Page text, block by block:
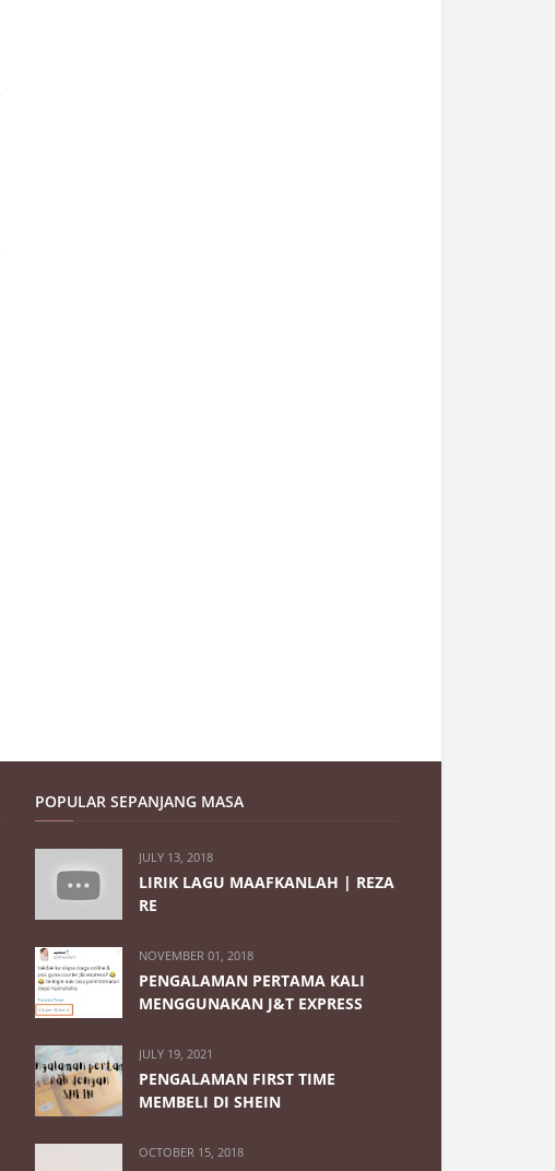
POPULAR SEPANJANG MASA
JULY 13, 2018
LIRIK LAGU MAAFKANLAH | REZA
RE
NOVEMBER 01, 2018
PENGALAMAN PERTAMA KALI
MENGGUNAKAN J&T EXPRESS
JULY 19, 2021
PENGALAMAN FIRST TIME
MEMBELI DI SHEIN
OCTOBER 15, 2018